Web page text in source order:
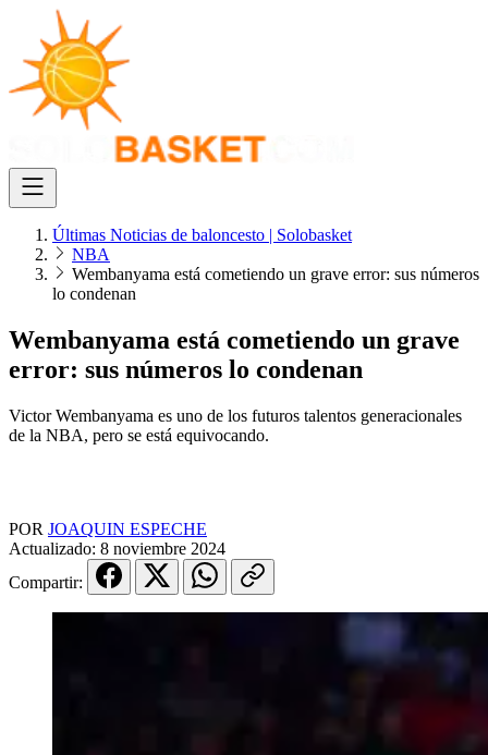
Últimas Noticias de baloncesto | Solobasket
NBA
Wembanyama está cometiendo un grave error: sus números
lo condenan
Wembanyama está cometiendo un grave
error: sus números lo condenan
Victor Wembanyama es uno de los futuros talentos generacionales
de la NBA, pero se está equivocando.
POR JOAQUIN ESPECHE
Actualizado: 8 noviembre 2024
Compartir: